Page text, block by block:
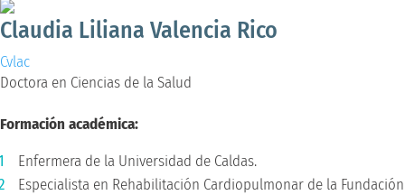
Claudia Liliana Valencia Rico
Cvlac
Doctora en Ciencias de la Salud
Formación académica:
Enfermera de la Universidad de Caldas.
Especialista en Rehabilitación Cardiopulmonar de la Fundación